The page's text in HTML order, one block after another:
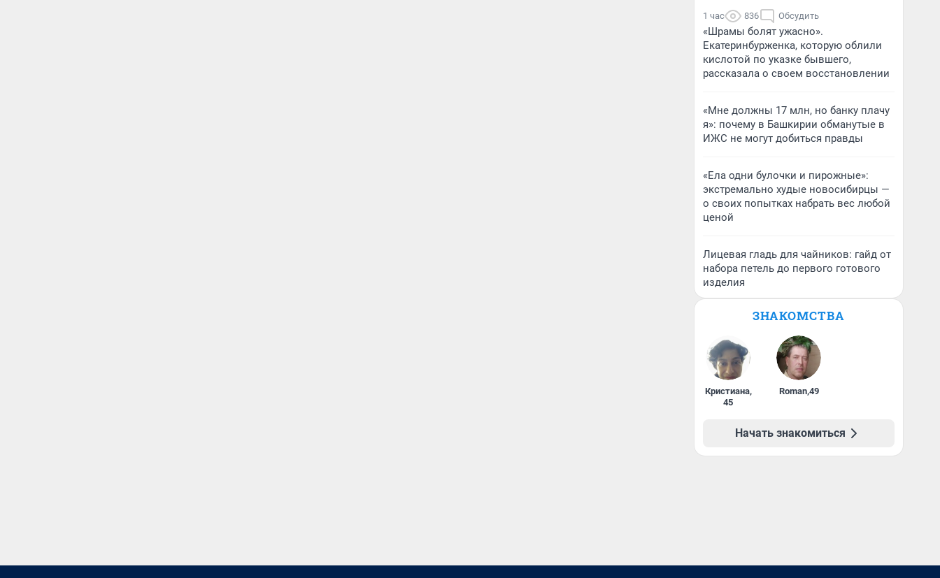
1 час 836 Обсудить
«Шрамы болят ужасно».
Екатеринбурженка, которую облили
кислотой по указке бывшего,
рассказала о своем восстановлении
«Мне должны 17 млн, но банку плачу
я»: почему в Башкирии обманутые в
ИЖС не могут добиться правды
«Ела одни булочки и пирожные»:
экстремально худые новосибирцы —
о своих попытках набрать вес любой
ценой
Лицевая гладь для чайников: гайд от
набора петель до первого готового
изделия
ЗНАКОМСТВА
Кристиана,
45
Roman,49
Начать знакомиться